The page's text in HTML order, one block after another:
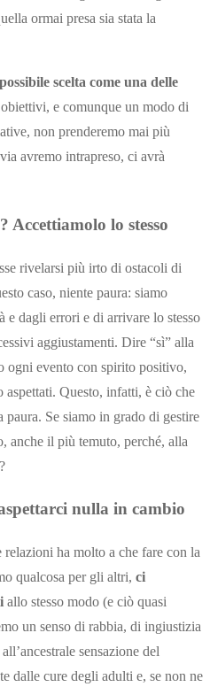
ormai presa sia stata la
scelta come una delle
e comunque un modo di
non prenderemo mai più
avremo intrapreso, ci avrà
Accettiamolo lo stesso
rivelarsi più irto di ostacoli di
caso, niente paura: siamo
dagli errori e di arrivare lo stesso
aggiustamenti. Dire “sì” alla
ogni evento con spirito positivo,
aspettati. Questo, infatti, è ciò che
Se siamo in grado di gestire
anche il più temuto, perché, alla
nulla in cambio
ha molto a che fare con la
qualcosa per gli altri, ci
allo stesso modo (e ciò quasi
un senso di rabbia, di ingiustizia
sensazione del
dalle cure degli adulti e, se non ne